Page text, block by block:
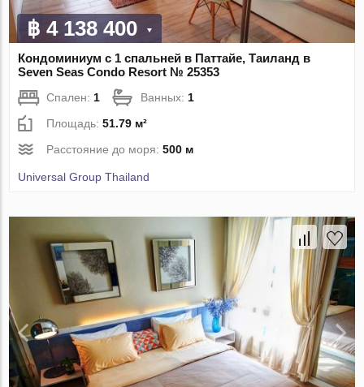
฿ 4 138 400
Кондоминиум с 1 спальней в Паттайе, Таиланд в
Seven Seas Condo Resort № 25353
Спален:1 Ванных:1
Площадь:51.79 м²
Расстояние до моря:500 м
Universal Group Thailand